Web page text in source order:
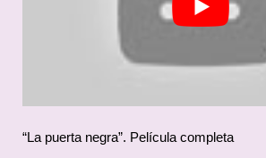
“La puerta negra”. Película completa